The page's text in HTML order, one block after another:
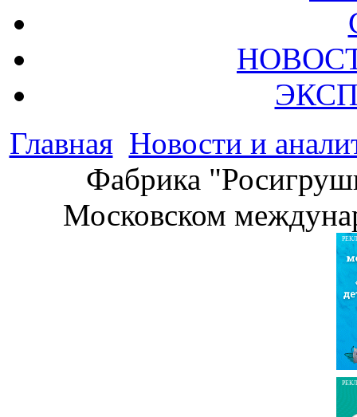
Главная Новости и
Фабрика
Московском